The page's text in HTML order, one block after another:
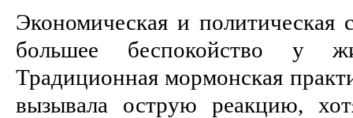
Экономическая и политическая
большее беспокойство у
Традиционная мормонская
вызывала острую реакцию,